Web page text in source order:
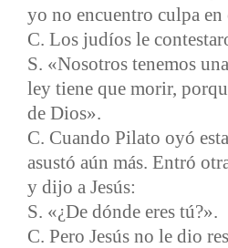
yo no encuentro culpa en
C. Los judíos le
S. «Nosotros tenemos
ley tiene que morir,
de Dios».
C. Cuando Pilato oyó
asustó aún más. Entró
y dijo a Jesús:
S. «¿De dónde eres tú?».
C. Pero Jesús no le dio